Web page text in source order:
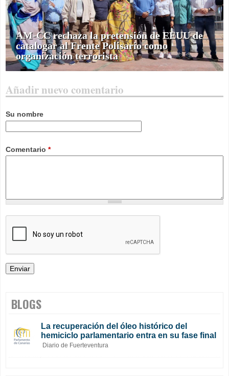
AM-CC rechaza la pretensión de EEUU de
catalogar al Frente Polisario como
organización terrorista
Añadir nuevo comentario
Su nombre
Comentario *
BLOGS
La recuperación del óleo histórico del
hemiciclo parlamentario entra en su fase final
Diario de Fuerteventura